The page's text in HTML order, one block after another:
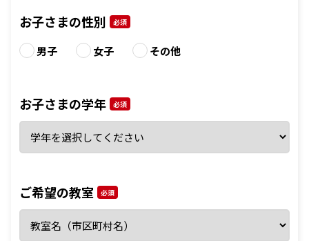
お子さまの性別 必須
男子 女子 その他
お子さまの学年 必須
ご希望の教室 必須